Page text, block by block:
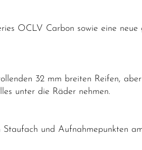
OCLV Carbon sowie eine
32 mm breiten Reifen,
unter die Räder nehmen.
und Aufnahmepunkten